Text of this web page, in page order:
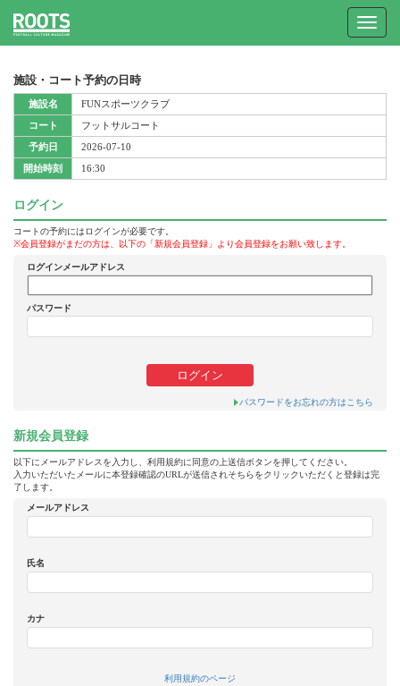
Toggle
施設・コート予約の日時
施設名
コート
予約日
開始時刻
FUNスポーツクラブ
フットサルコート
2026-07-10
16:30
ログイン
コートの予約にはログインが必要です。
※会員登録がまだの方は、以下の「新規会員登録」より会員登録をお願い致します。
ログインメールアドレス
パスワード
パスワードをお忘れの方はこちら
新規会員登録
以下にメールアドレスを入力し、利用規約に同意の上送信ボタンを押してください。
入力いただいたメールに本登録確認のURLが送信されそちらをクリックいただくと登録は完
了します。
メールアドレス
氏名
カナ
利用規約のページ